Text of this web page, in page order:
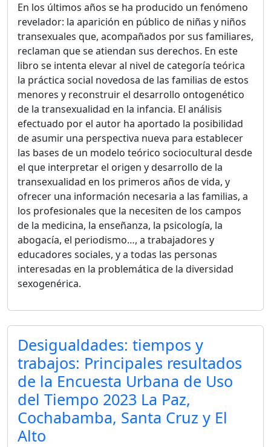
En los últimos años se ha producido un fenómeno
revelador: la aparición en público de niñas y niños
transexuales que, acompañados por sus familiares,
reclaman que se atiendan sus derechos. En este
libro se intenta elevar al nivel de categoría teórica
la práctica social novedosa de las familias de estos
menores y reconstruir el desarrollo ontogenético
de la transexualidad en la infancia. El análisis
efectuado por el autor ha aportado la posibilidad
de asumir una perspectiva nueva para establecer
las bases de un modelo teórico sociocultural desde
el que interpretar el origen y desarrollo de la
transexualidad en los primeros años de vida, y
ofrecer una información necesaria a las familias, a
los profesionales que la necesiten de los campos
de la medicina, la enseñanza, la psicología, la
abogacía, el periodismo…, a trabajadores y
educadores sociales, y a todas las personas
interesadas en la problemática de la diversidad
sexogenérica.
Desigualdades: tiempos y
trabajos: Principales resultados
de la Encuesta Urbana de Uso
del Tiempo 2023 La Paz,
Cochabamba, Santa Cruz y El
Alto